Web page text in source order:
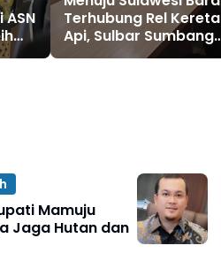
Terhubung Rel Kereta
Api, Sulbar Sumbang
Data untuk
Mamuju
Jaga Hutan dan